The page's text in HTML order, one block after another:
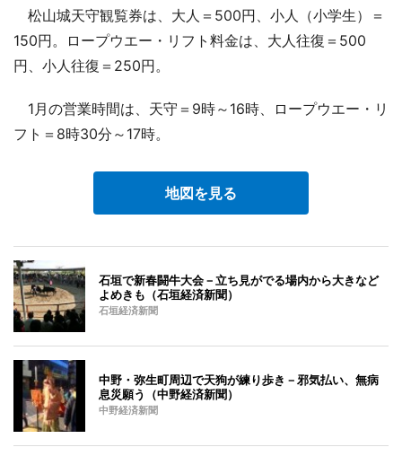
松山城天守観覧券は、大人＝500円、小人（小学生）＝
150円。ロープウエー・リフト料金は、大人往復＝500
円、小人往復＝250円。
1月の営業時間は、天守＝9時～16時、ロープウエー・リ
フト＝8時30分～17時。
地図を見る
石垣で新春闘牛大会－立ち見がでる場内から大きなど
よめきも（石垣経済新聞）
石垣経済新聞
中野・弥生町周辺で天狗が練り歩き－邪気払い、無病
息災願う（中野経済新聞）
中野経済新聞